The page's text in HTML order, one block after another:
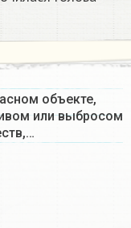
объекте,
или выбросом